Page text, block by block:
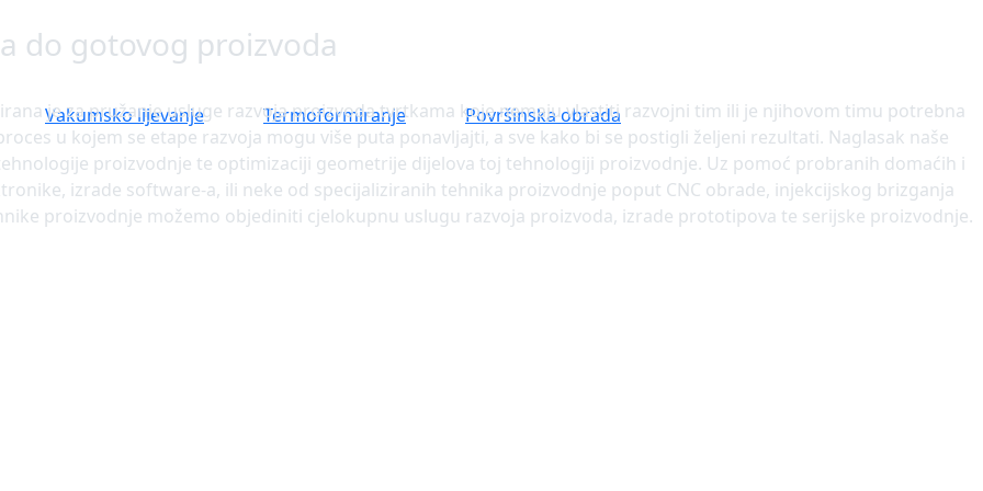
Vakumsko lijevanje Termoformiranje
Površinska obrada
do gotovog proizvoda
je za pružanje usluge razvoja proizvoda tvrtkama koje nemaju vlastiti razvojni tim ili je njihovom timu potrebna
u kojem se etape razvoja mogu više puta ponavljajti, a sve kako bi se postigli željeni rezultati. Naglasak naše
proizvodnje te optimizaciji geometrije dijelova toj tehnologiji proizvodnje. Uz pomoć probranih domaćih i
izrade software-a, ili neke od specijaliziranih tehnika proizvodnje poput CNC obrade, injekcijskog brizganja
proizvodnje možemo objediniti cjelokupnu uslugu razvoja proizvoda, izrade prototipova te serijske proizvodnje.